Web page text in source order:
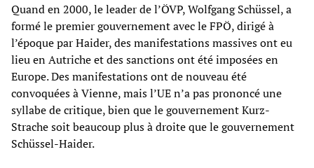
Quand en 2000, le leader de l’ÖVP, Wolfgang Schüssel, a
formé le premier gouvernement avec le FPÖ, dirigé à
l’époque par Haider, des manifestations massives ont eu
lieu en Autriche et des sanctions ont été imposées en
Europe. Des manifestations ont de nouveau été
convoquées à Vienne, mais l’UE n’a pas prononcé une
syllabe de critique, bien que le gouvernement Kurz-
Strache soit beaucoup plus à droite que le gouvernement
Schüssel-Haider.